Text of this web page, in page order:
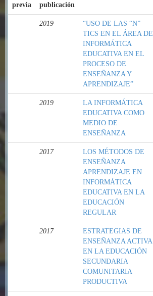
previa
publicación
2019
“USO DE LAS “N”
TICS EN EL ÁREA DE
INFORMÁTICA
EDUCATIVA EN EL
PROCESO DE
ENSEÑANZA Y
APRENDIZAJE”
2019
LA INFORMÁTICA
EDUCATIVA COMO
MEDIO DE
ENSEÑANZA
2017
LOS MÉTODOS DE
ENSEÑANZA
APRENDIZAJE EN
INFORMÁTICA
EDUCATIVA EN LA
EDUCACIÓN
REGULAR
2017
ESTRATEGIAS DE
ENSEÑANZA ACTIVA
EN LA EDUCACIÓN
SECUNDARIA
COMUNITARIA
PRODUCTIVA